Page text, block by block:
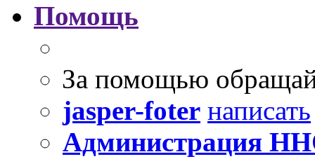
Помощь
За помощью
jasper-foter написать
Администрация